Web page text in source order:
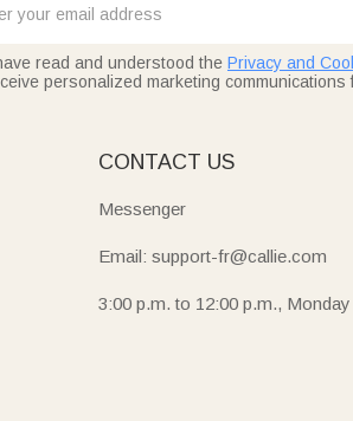
read and understood the Privacy and
personalized marketing communications
CONTACT US
Messenger
Email: support-fr@callie.com
3:00 p.m. to 12:00 p.m.,